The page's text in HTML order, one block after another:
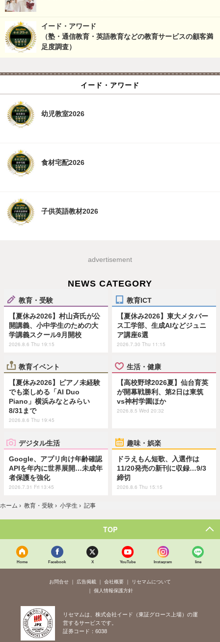
イード・アワード
（塾・通信教育・英語教育などの教育サービスの顧客満
足度調査）
イード・アワード
幼児教室2026
食材宅配2026
子供英語教材2026
advertisement
NEWS CATEGORY
教育・受験
【夏休み2026】村山斉氏が公
開講義、小中学生のための大
学講義スクール9月開校
2026.8.6 Thu 19:15
教育ICT
【夏休み2026】東大メタバー
ス工学部、生成AIなどジュニ
ア講座6選
2026.7.30 Thu 11:15
教育イベント
【夏休み2026】ピアノ未経験
でも楽しめる「AI Duo
Piano」横浜みなとみらい
8/31まで
2026.8.6 Thu 19:45
生活・健康
【高校野球2026夏】仙台育英
が開幕戦勝利、第2日は東筑
vs神村学園ほか
2026.8.5 Wed 20:32
デジタル生活
Google、アプリ向け年齢確認
APIを年内に世界展開…未成年
者保護を強化
2026.7.31 Fri 13:45
趣味・娯楽
ドラえもん短歌、入選作は
11/20発売の新刊に収録…9/3
締切
2026.8.6 Thu 15:15
ホーム › 教育・受験 › 小学生 › 記事
TOP
Home Facebook X YouTube Instagram line
お問合せ 広告掲載 会社概要
リセマムについて
個人情報保護方針
リセマムは、株式会社イード（東証グロース上場）の運
営するサービスです。
証券コード：6038